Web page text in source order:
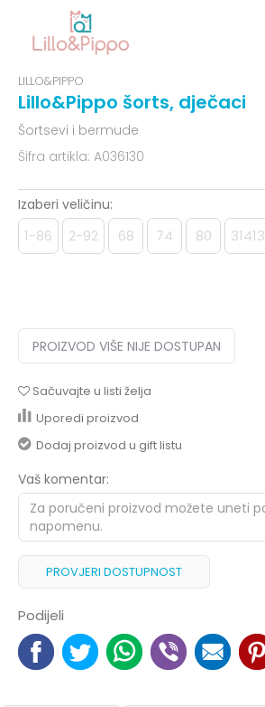
LILLO&PIPPO
Lillo&Pippo šorts, dječaci
Šortsevi i bermude
Šifra artikla: A036130
Izaberi veličinu:
1-86 2-92 68 74 80 31413
PROIZVOD VIŠE NIJE DOSTUPAN
Sačuvajte u listi želja
Uporedi proizvod
Dodaj proizvod u gift listu
Vaš komentar:
PROVJERI DOSTUPNOST
Podijeli